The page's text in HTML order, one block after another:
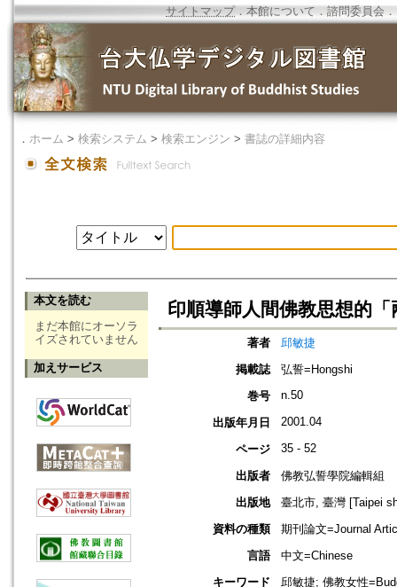
サイトマップ．本館について ． 諮問委員会 ．
． ホーム > 検索システム > 検索エンジン > 書誌の詳細内容
本文を読む
まだ本館にオーソラ
イズされていません
加えサービス
印順導師人間佛教思想的
著者
邱敏捷
掲載誌
弘誓=Hongshi
巻号
n.50
出版年月日 2001.04
ページ 35 - 52
出版者
佛教弘誓學院編輯組
出版地
臺北市, 臺灣 [Taipei
資料の種類
期刊論文=Journal
言語
中文=Chinese
キーワード
邱敏捷; 佛教女性